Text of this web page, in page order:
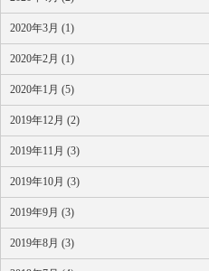
2020年3月 (1)
2020年2月 (1)
2020年1月 (5)
2019年12月 (2)
2019年11月 (3)
2019年10月 (3)
2019年9月 (3)
2019年8月 (3)